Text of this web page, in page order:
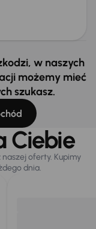
w naszych
możemy mieć
szukasz.
Ciebie
naszej oferty. Kupimy
dnia.